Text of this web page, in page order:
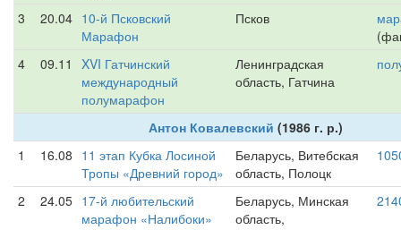
3 20.04 10-й Псковский
Марафон
Псков
4
09.11
XVI Гатчинский
международный
полумарафон
Ленинградская
область, Гатчина
Антон Ковалевский (1986 г. р.)
1
16.08 11 этап Кубка Лосиной
Тропы «Древний город»
Беларусь, Витебская
область, Полоцк
2 24.05 17-й любительский
марафон «Налибоки»
Беларусь, Минская
область,